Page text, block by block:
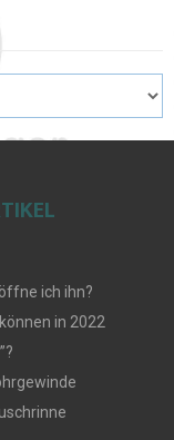
ich ihn?
in 2022